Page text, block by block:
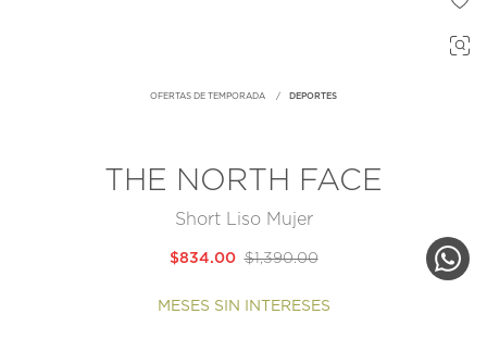
OFERTAS DE TEMPORADA DEPORTES
THE NORTH FACE
Short Liso Mujer
$1,390.00
$834.00
MESES SIN INTERESES